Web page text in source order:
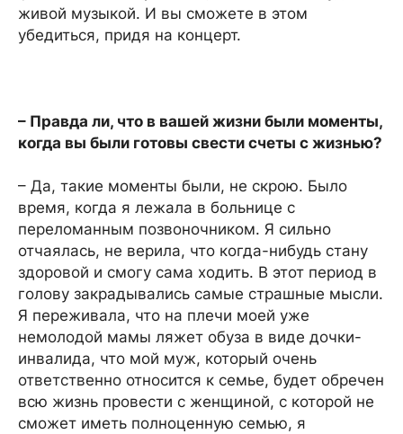
живой музыкой. И вы сможете в этом
убедиться, придя на концерт.
– Правда ли, что в вашей жизни были моменты,
когда вы были готовы свести счеты с жизнью?
– Да, такие моменты были, не скрою. Было
время, когда я лежала в больнице с
переломанным позвоночником. Я сильно
отчаялась, не верила, что когда-нибудь стану
здоровой и смогу сама ходить. В этот период в
голову закрадывались самые страшные мысли.
Я переживала, что на плечи моей уже
немолодой мамы ляжет обуза в виде дочки-
инвалида, что мой муж, который очень
ответственно относится к семье, будет обречен
всю жизнь провести с женщиной, с которой не
сможет иметь полноценную семью, я